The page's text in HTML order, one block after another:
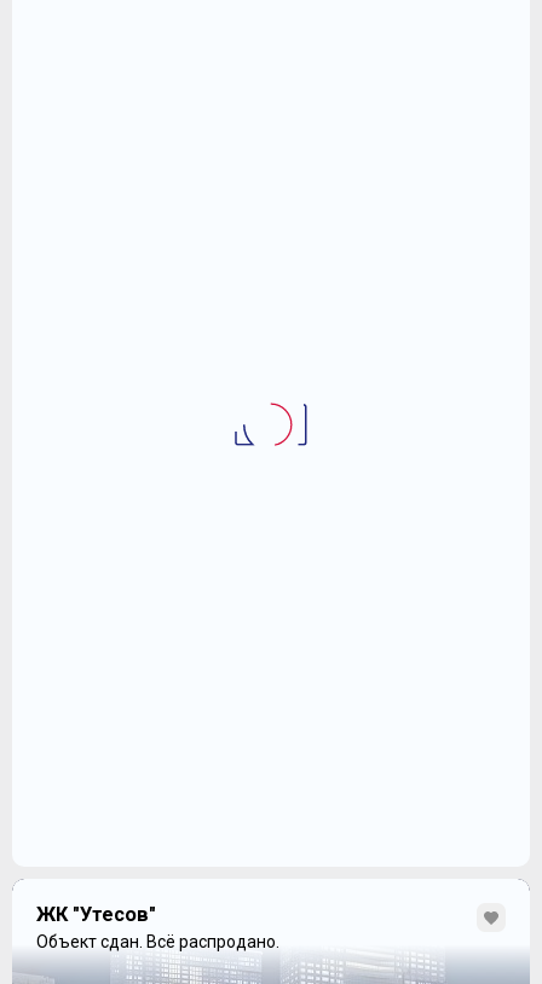
ЖК "Утесов"
Объект сдан. Всё распродано.